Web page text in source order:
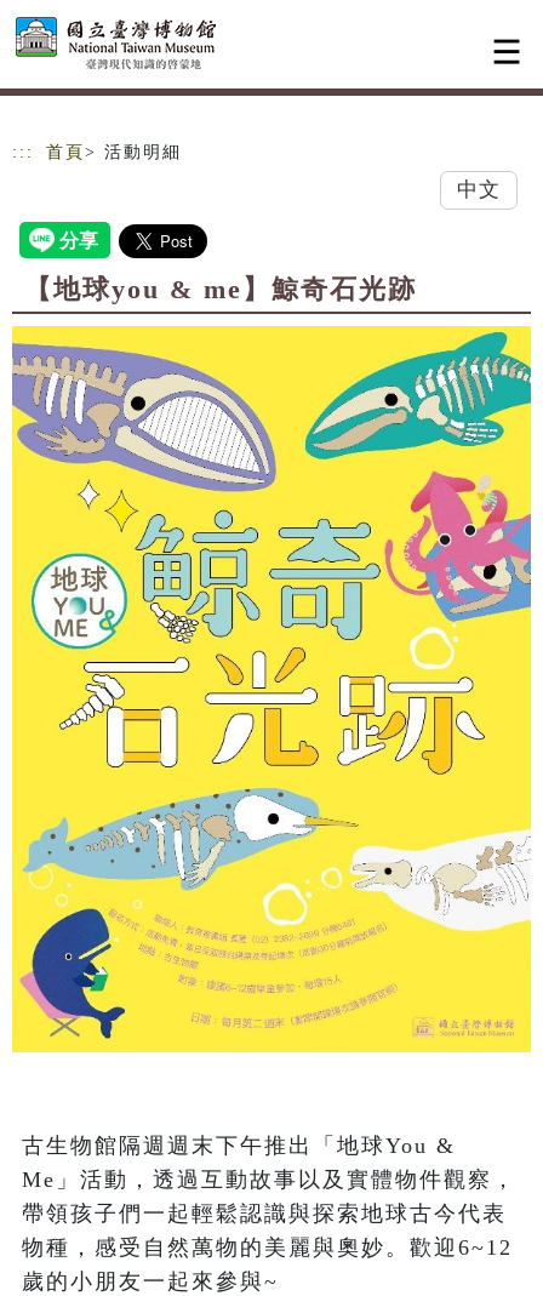
跳到主要內容
網站導覽
::: 首頁 > 活動明細
中文
【地球you & me】鯨奇石光跡
古生物館隔週週末下午推出「地球You &
Me」活動，透過互動故事以及實體物件觀察，
帶領孩子們一起輕鬆認識與探索地球古今代表
物種，感受自然萬物的美麗與奧妙。歡迎6~12
歲的小朋友一起來參與~